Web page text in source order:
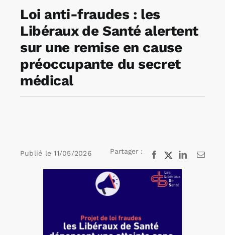
Agenda
Kiosque
Rechercher:
Loi anti-fraudes : les
Libéraux de Santé alertent
sur une remise en cause
préoccupante du secret
médical
Publié le 11/05/2026 Partager : Facebook
X LinkedInEmail